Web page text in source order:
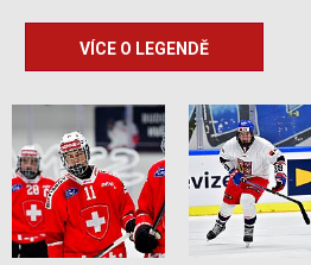
VÍCE O LEGENDĚ